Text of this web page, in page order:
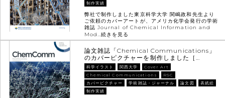
制作実績
弊社で制作しました東京科学大学 関嶋政和先生より
ご依頼のカバーアートが、アメリカ化学会発行の学術
雑誌 Journal of Chemical Information and
Mod…続きを見る
論文雑誌「Chemical Communications」
のカバーピクチャーを制作しました［…
科学イラスト 関西大学
Cover Art
Chemical Communications
RSC
カバーピクチャー
学術雑誌・ジャーナル 論文図
表紙絵
制作実績